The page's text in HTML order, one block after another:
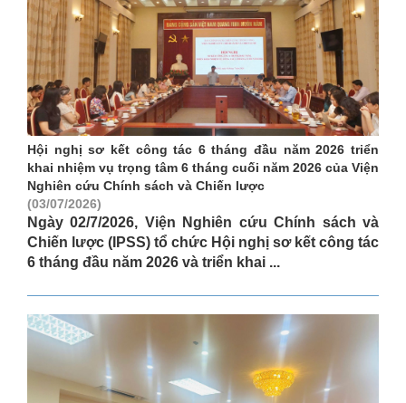
Hội nghị sơ kết công tác 6 tháng đầu năm 2026 triển
khai nhiệm vụ trọng tâm 6 tháng cuối năm 2026 của Viện
Nghiên cứu Chính sách và Chiến lược
(03/07/2026)
Ngày 02/7/2026, Viện Nghiên cứu Chính sách và
Chiến lược (IPSS) tổ chức Hội nghị sơ kết công tác
6 tháng đầu năm 2026 và triển khai ...